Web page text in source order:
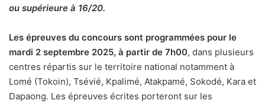
ou supérieure à 16/20.
Les épreuves du concours sont programmées pour le
mardi 2 septembre 2025, à partir de 7h00, dans plusieurs
centres répartis sur le territoire national notamment à
Lomé (Tokoin), Tsévié, Kpalimé, Atakpamé, Sokodé, Kara et
Dapaong. Les épreuves écrites porteront sur les